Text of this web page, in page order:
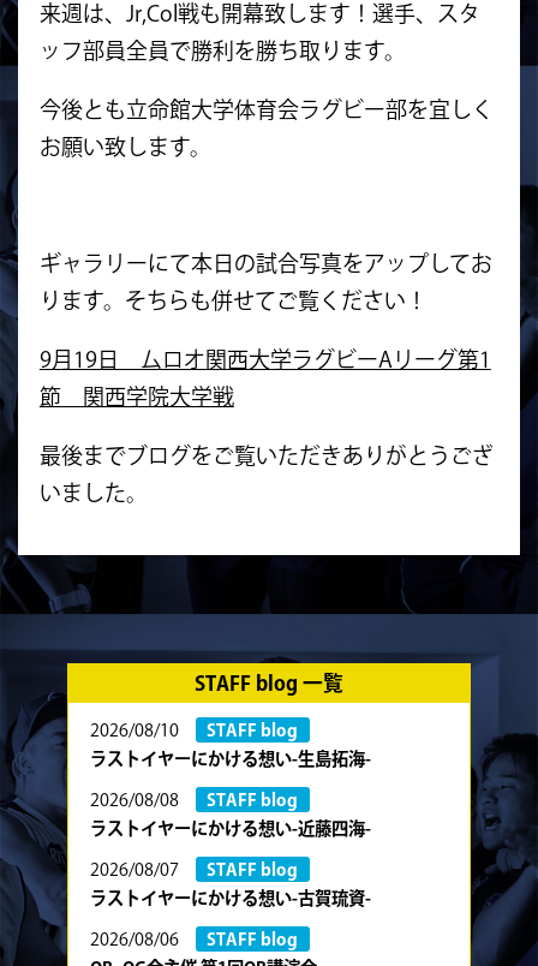
来週は、Jr,Col戦も開幕致します！選手、スタ
ッフ部員全員で勝利を勝ち取ります。
今後とも立命館大学体育会ラグビー部を宜しく
お願い致します。
ギャラリーにて本日の試合写真をアップしてお
ります。そちらも併せてご覧ください！
9月19日 ムロオ関西大学ラグビーAリーグ第1
節 関西学院大学戦
最後までブログをご覧いただきありがとうござ
いました。
STAFF blog 一覧
2026/08/10
STAFF blog
ラストイヤーにかける想い-生島拓海-
2026/08/08
STAFF blog
ラストイヤーにかける想い-近藤四海-
2026/08/07
STAFF blog
ラストイヤーにかける想い-古賀琉資-
2026/08/06
STAFF blog